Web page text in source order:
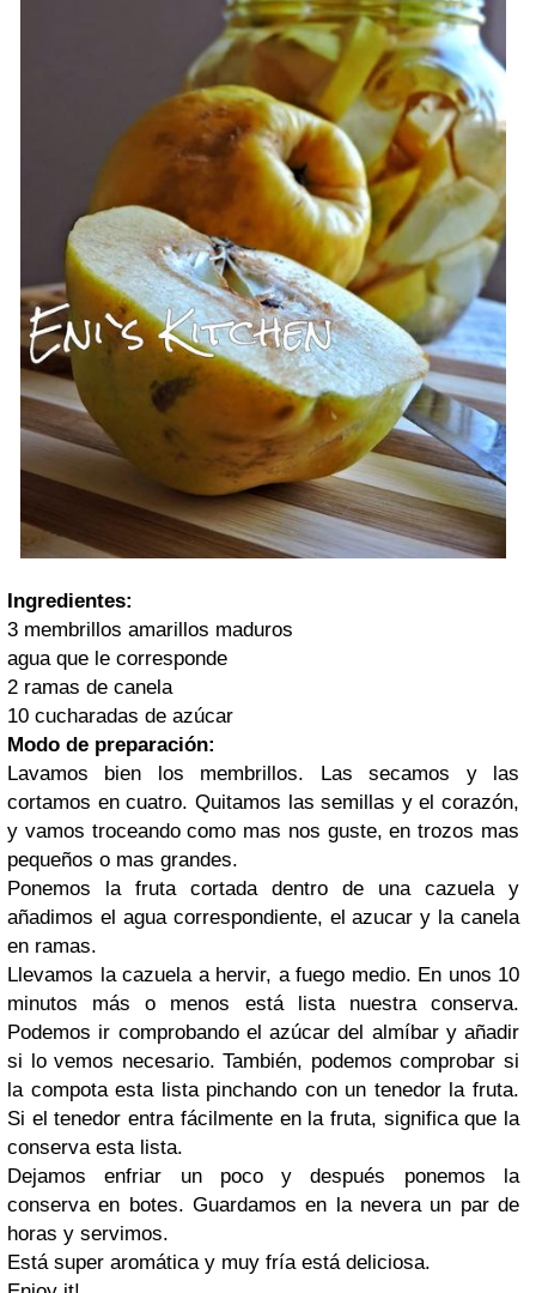
Ingredientes:
3 membrillos amarillos maduros
agua que le corresponde
2 ramas de canela
10 cucharadas de azúcar
Modo de preparación:
Lavamos bien los membrillos. Las secamos y las
cortamos en cuatro. Quitamos las semillas y el corazón,
y vamos troceando como mas nos guste, en trozos mas
pequeños o mas grandes.
Ponemos la fruta cortada dentro de una cazuela y
añadimos el agua correspondiente, el azucar y la canela
en ramas.
Llevamos la cazuela a hervir, a fuego medio. En unos 10
minutos más o menos está lista nuestra conserva.
Podemos ir comprobando el azúcar del almíbar y añadir
si lo vemos necesario. También, podemos comprobar si
la compota esta lista pinchando con un tenedor la fruta.
Si el tenedor entra fácilmente en la fruta, significa que la
conserva esta lista.
Dejamos enfriar un poco y después ponemos la
conserva en botes. Guardamos en la nevera un par de
horas y servimos.
Está super aromática y muy fría está deliciosa.